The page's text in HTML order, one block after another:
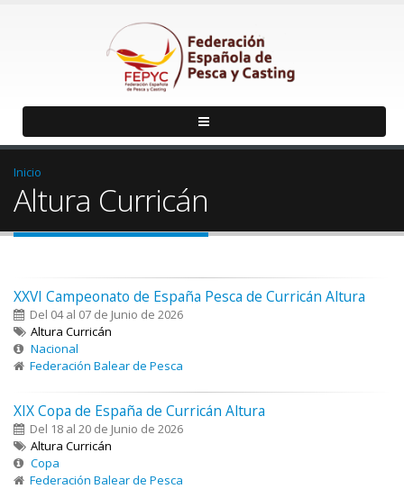
Inicio
Altura Curricán
XXVI Campeonato de España Pesca de Curricán Altura
Del 04 al 07 de Junio de 2026
Altura Curricán
Nacional
Federación Balear de Pesca
XIX Copa de España de Curricán Altura
Del 18 al 20 de Junio de 2026
Altura Curricán
Copa
Federación Balear de Pesca